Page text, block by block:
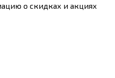
о скидках и акциях